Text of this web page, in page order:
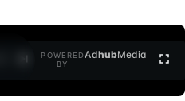
POWERED
BY
AdhubMedia